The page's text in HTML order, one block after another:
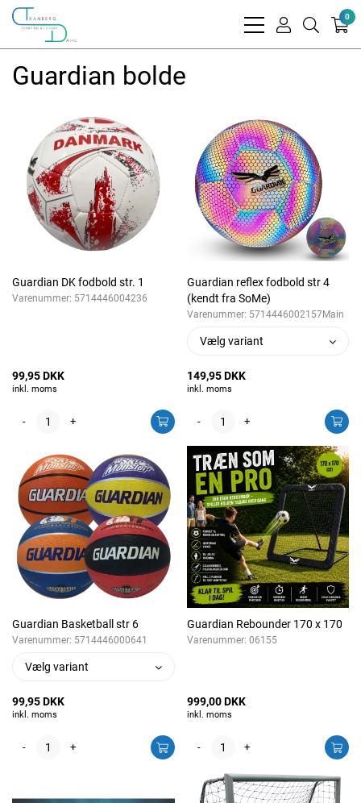
bars
user
search
0
Guardian bolde
Guardian DK fodbold str. 1
Varenummer: 5714446004236
99,95 DKK
inkl. moms
- +
Guardian reflex fodbold str 4
(kendt fra SoMe)
Varenummer: 5714446002157Main
Vælg variant
149,95 DKK
inkl. moms
- +
Guardian Basketball str 6
Varenummer: 5714446000641
Vælg variant
99,95 DKK
inkl. moms
- +
Guardian Rebounder 170 x 170
Varenummer: 06155
999,00 DKK
inkl. moms
- +